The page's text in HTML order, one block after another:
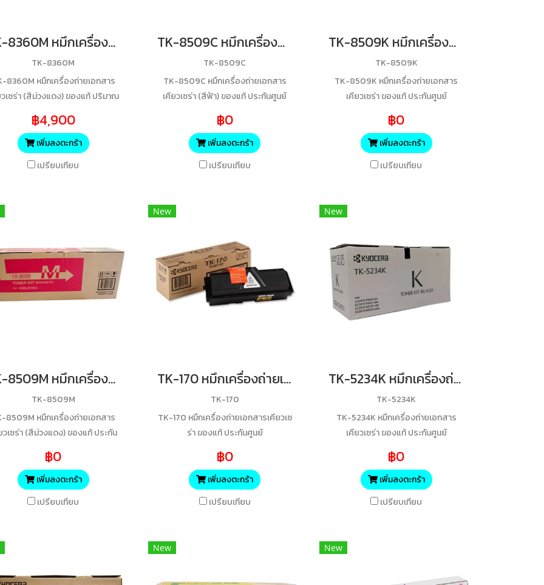
TK-8360M หมึกเครื่องถ่ายเอกสารเคียวเซร่า (สีม่วงแดง) 12,000 แผ่น ของแท้ ประกันศูนย์
TK-8360M
8360M หมึกเครื่องถ่ายเอกสาร
เซร่า (สีม่วงแดง) ของแท้ ปริมาณ
฿4,900
เพิ่มลงตะกร้า
เปรียบเทียบ
TK-8509C หมึกเครื่องถ่ายเอกสารเคียวเซร่า (สีฟ้า) ของแท้ ประกันศูนย์
TK-8509C
TK-8509C หมึกเครื่องถ่ายเอกสาร
เคียวเซร่า (สีฟ้า) ของแท้ ประกันศูนย์
฿0
เพิ่มลงตะกร้า
เปรียบเทียบ
TK-8509K หมึกเครื่องถ่ายเอกสารเคียวเซร่า ของแท้ ประกันศูนย์
TK-8509K
TK-8509K หมึกเครื่องถ่ายเอกสาร
เคียวเซร่า ของแท้ ประกันศูนย์
฿0
เพิ่มลงตะกร้า
เปรียบเทียบ
TK-8509M หมึกเครื่องถ่ายเอกสารเคียวเซร่า (สีม่วงแดง) ของแท้ ประกันศูนย์
TK-8509M
8509M หมึกเครื่องถ่ายเอกสาร
วเซร่า (สีม่วงแดง) ของแท้ ประกัน
฿0
เพิ่มลงตะกร้า
เปรียบเทียบ
New
TK-170 หมึกเครื่องถ่ายเอกสารเคียวเซร่า ของแท้ ประกันศูนย์
TK-170
TK-170 หมึกเครื่องถ่ายเอกสารเคียวเซ
ร่า ของแท้ ประกันศูนย์
฿0
เพิ่มลงตะกร้า
เปรียบเทียบ
New
TK-5234K หมึกเครื่องถ่ายเอกสารเคียวเซร่า (สีดำ) ของแท้ ประกันศูนย์
TK-5234K
TK-5234K หมึกเครื่องถ่ายเอกสาร
เคียวเซร่า ของแท้ ประกันศูนย์
฿0
เพิ่มลงตะกร้า
เปรียบเทียบ
New New